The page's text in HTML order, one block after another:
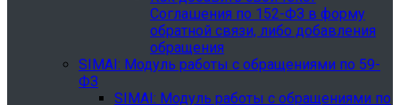
Соглашения по 152-ФЗ в форму
обратной связи, либо добавления
обращения
SIMAI: Модуль работы с обращениями по 59-
ФЗ
SIMAI: Модуль работы с обращениями по